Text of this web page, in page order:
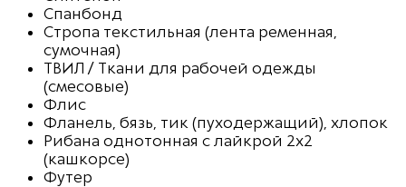
Спанбонд
Стропа текстильная (лента ременная,
сумочная)
ТВИЛ / Ткани для рабочей одежды
(смесовые)
Флис
Фланель, бязь, тик (пуходержащий), хлопок
Рибана однотонная с лайкрой 2х2
(кашкорсе)
Футер